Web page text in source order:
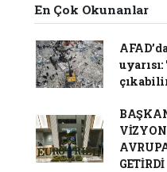
En Çok Okunanlar
GETİRDİ